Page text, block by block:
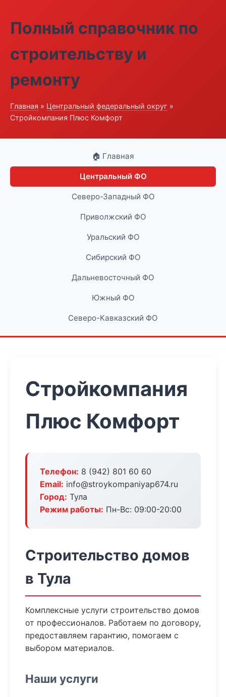
Полный справочник по
строительству и
ремонту
Главная » Центральный федеральный округ »
Стройкомпания Плюс Комфорт
🏠 Главная
Центральный ФО
Северо-Западный ФО
Приволжский ФО
Уральский ФО
Сибирский ФО
Дальневосточный ФО
Южный ФО
Северо-Кавказский ФО
Стройкомпания
Плюс Комфорт
Телефон: 8 (942) 801 60 60
Email: info@stroykompaniyap674.ru
Город: Тула
Режим работы: Пн-Вс: 09:00-20:00
Строительство домов
в Тула
Комплексные услуги строительство домов
от профессионалов. Работаем по договору,
предоставляем гарантию, помогаем с
выбором материалов.
Наши услуги